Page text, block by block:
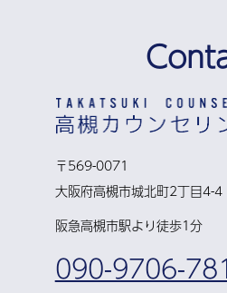
〒569-0071
大阪府高槻市城北町2丁目4-
阪急高槻市駅より徒歩1分
090-9706-